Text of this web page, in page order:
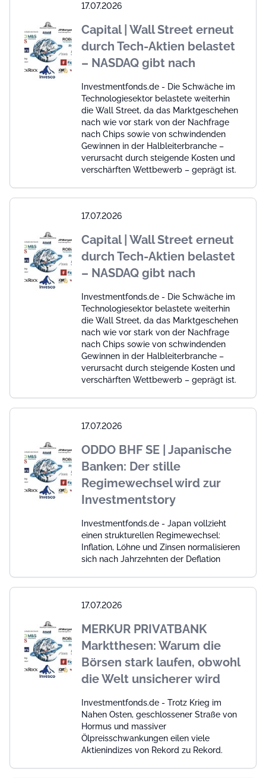
17.07.2026
Capital | Wall Street erneut
durch Tech-Aktien belastet
– NASDAQ gibt nach
Investmentfonds.de - Die Schwäche im
Technologiesektor belastete weiterhin
die Wall Street, da das Marktgeschehen
nach wie vor stark von der Nachfrage
nach Chips sowie von schwindenden
Gewinnen in der Halbleiterbranche –
verursacht durch steigende Kosten und
verschärften Wettbewerb – geprägt ist.
17.07.2026
Capital | Wall Street erneut
durch Tech-Aktien belastet
– NASDAQ gibt nach
Investmentfonds.de - Die Schwäche im
Technologiesektor belastete weiterhin
die Wall Street, da das Marktgeschehen
nach wie vor stark von der Nachfrage
nach Chips sowie von schwindenden
Gewinnen in der Halbleiterbranche –
verursacht durch steigende Kosten und
verschärften Wettbewerb – geprägt ist.
17.07.2026
ODDO BHF SE | Japanische
Banken: Der stille
Regimewechsel wird zur
Investmentstory
Investmentfonds.de - Japan vollzieht
einen strukturellen Regimewechsel:
Inflation, Löhne und Zinsen normalisieren
sich nach Jahrzehnten der Deflation
17.07.2026
MERKUR PRIVATBANK
Marktthesen: Warum die
Börsen stark laufen, obwohl
die Welt unsicherer wird
Investmentfonds.de - Trotz Krieg im
Nahen Osten, geschlossener Straße von
Hormus und massiver
Ölpreisschwankungen eilen viele
Aktienindizes von Rekord zu Rekord.